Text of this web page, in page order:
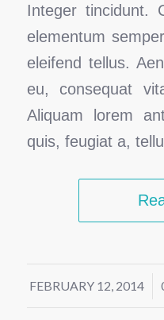
Integer tincidunt.
elementum
eleifend tellus.
eu, consequat
Aliquam lorem
quis, feugiat a,
FEBRUARY 12, 2014
/